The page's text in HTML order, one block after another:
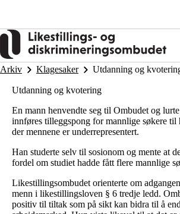
Arkiv Klagesaker Utdanning og
Utdanning og kvotering
En mann henvendte seg til Ombudet og
innføres tilleggspong for mannlige søkere til
der mennene er underrepresentert.
Han studerte selv til sosionom og mente at
fordel om studiet hadde fått flere mannlige
Likestillingsombudet orienterte om
menn i likestillingsloven § 6 tredje ledd.
positiv til tiltak som på sikt kan bidra til å